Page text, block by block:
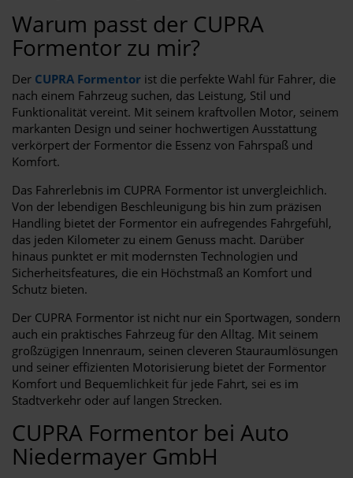
Warum passt der CUPRA
Formentor zu mir?
Der CUPRA Formentor ist die perfekte Wahl für Fahrer, die
nach einem Fahrzeug suchen, das Leistung, Stil und
Funktionalität vereint. Mit seinem kraftvollen Motor, seinem
markanten Design und seiner hochwertigen Ausstattung
verkörpert der Formentor die Essenz von Fahrspaß und
Komfort.
Das Fahrerlebnis im CUPRA Formentor ist unvergleichlich.
Von der lebendigen Beschleunigung bis hin zum präzisen
Handling bietet der Formentor ein aufregendes Fahrgefühl,
das jeden Kilometer zu einem Genuss macht. Darüber
hinaus punktet er mit modernsten Technologien und
Sicherheitsfeatures, die ein Höchstmaß an Komfort und
Schutz bieten.
Der CUPRA Formentor ist nicht nur ein Sportwagen, sondern
auch ein praktisches Fahrzeug für den Alltag. Mit seinem
großzügigen Innenraum, seinen cleveren Stauraumlösungen
und seiner effizienten Motorisierung bietet der Formentor
Komfort und Bequemlichkeit für jede Fahrt, sei es im
Stadtverkehr oder auf langen Strecken.
CUPRA Formentor bei Auto
Niedermayer GmbH